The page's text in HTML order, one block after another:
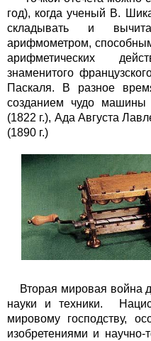
год), когда ученый В.
складывать и
арифмометром,
арифметических
знаменитого
Паскаля. В разное
созданием чудо машины
(1822 г.), Ада Августа
(1890 г.)
Вторая мировая война
науки и техники.
мировому господству,
изобретениями и